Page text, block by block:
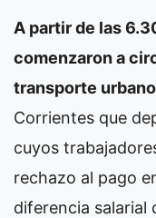
A partir de las
comenzaron a
transporte
Corrientes que
cuyos
rechazo al pago
diferencia salarial